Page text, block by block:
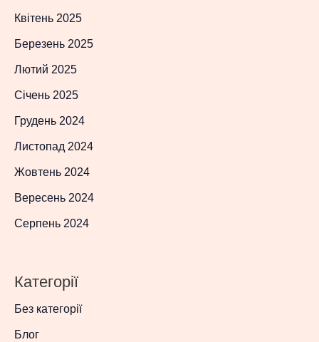
Квітень 2025
Березень 2025
Лютий 2025
Січень 2025
Грудень 2024
Листопад 2024
Жовтень 2024
Вересень 2024
Серпень 2024
Категорії
Без категорії
Блог